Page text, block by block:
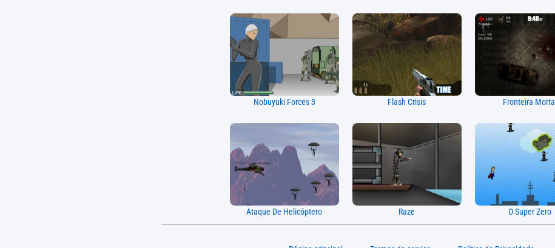
Nobuyuki Forces 3 Flash Crisis Fronteira Mortal
Ataque De Helicóptero Raze O Super Zero